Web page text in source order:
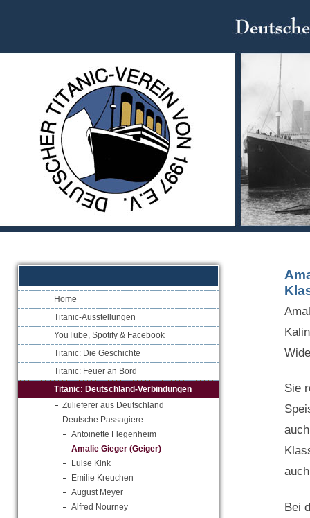
Home
Titanic-Ausstellungen
YouTube, Spotify & Facebook
Titanic: Die Geschichte
Titanic: Feuer an Bord
Titanic: Deutschland-Verbindungen
Zulieferer aus Deutschland
Deutsche Passagiere
Antoinette Flegenheim
Amalie Gieger (Geiger)
Luise Kink
Emilie Kreuchen
August Meyer
Alfred Nourney
Sie
Bei